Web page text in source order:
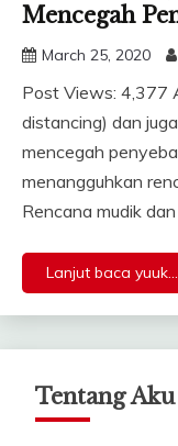
Mencegah
March 25, 2020
Post Views: 4,377
distancing) dan
mencegah
menangguhkan
Rencana mudik
Lanjut baca yuuk...
Tentang Aku